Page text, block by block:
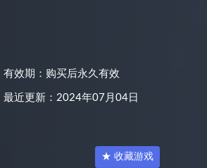
有效期：购买后永久有效
最近更新：2024年07月04日
★ 收藏游戏